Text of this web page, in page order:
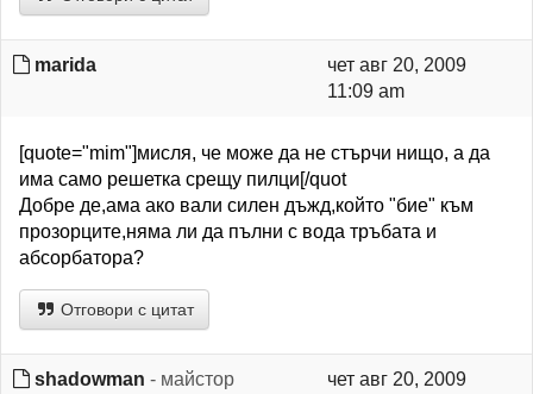
marida
чет авг 20, 2009
11:09 am
[quote="mim"]мисля, че може да не стърчи нищо, а да
има само решетка срещу пилци[/quot
Добре де,ама ако вали силен дъжд,който "бие" към
прозорците,няма ли да пълни с вода тръбата и
абсорбатора?
Отговори с цитат
shadowman - майстор
чет авг 20, 2009